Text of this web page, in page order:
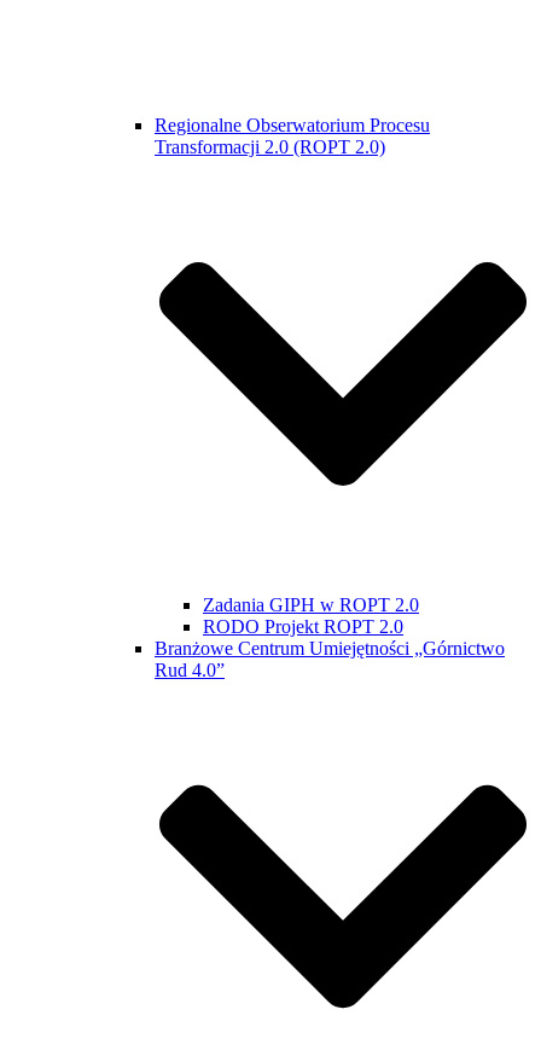
Regionalne Obserwatorium Procesu
Transformacji 2.0 (ROPT 2.0)
Zadania GIPH w ROPT 2.0
RODO Projekt ROPT 2.0
Branżowe Centrum Umiejętności „Górnictwo
Rud 4.0”